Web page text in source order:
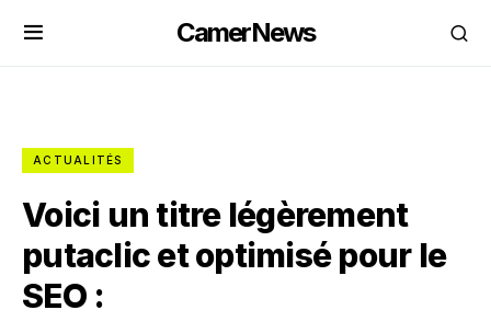
CamerNews
ACTUALITÉS
Voici un titre légèrement
putaclic et optimisé pour le
SEO :